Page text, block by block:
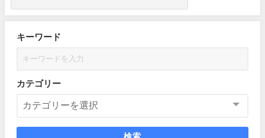
キーワード
カテゴリー